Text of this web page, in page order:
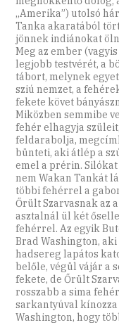
„Amerika”) utolsó
Tanka akaratából
jönnek indiánokat
Meg az ember (vagyis
legjobb testvérét, a
tábort, melynek
sziú nemzet, a
fekete követ
Miközben semmibe
fehér elhagyja
feldarabolja,
bünteti, aki átlép a
emel a prérin.
nem Wakan Tankát
többi fehérrel a
Őrült Szarvasnak az
asztalnál ül két
fehérrel. Az egyik
Brad Washington,
hadsereg lapátos
belőle, végül vájár a
fekete, de Őrült
rosszabb a sima
sarkantyúval
Washington, hogy